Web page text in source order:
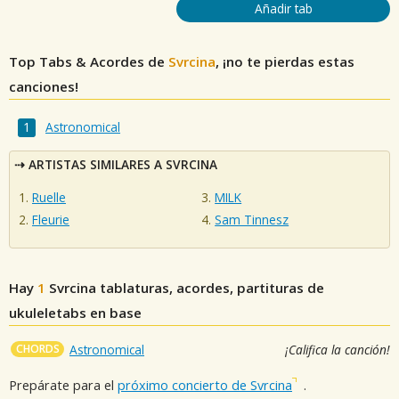
Añadir tab
Top Tabs & Acordes de Svrcina, ¡no te pierdas estas
canciones!
Astronomical
ARTISTAS SIMILARES A SVRCINA
Ruelle
Fleurie
MILK
Sam Tinnesz
Hay 1 Svrcina tablaturas, acordes, partituras de
ukuleletabs en base
CHORDS Astronomical ¡Califica la canción!
Prepárate para el próximo concierto de Svrcina .